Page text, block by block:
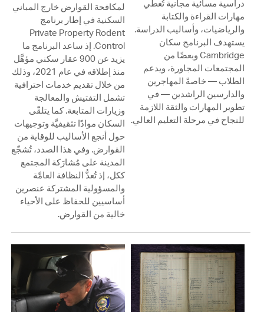
لمكافحة القوارض خارج المباني
السكنية في إطار برنامج
Private Property Rodent
Control. إذ ساعد البرنامج ما
يزيد عن 900 عقار سكني مؤهَّل
منذ إطلاقه في عام 2021، وذلك
من خلال تقديم خدمات احترافية
تشمل التفتيش والمعالجة
وزيارات المتابعة. كما يتلقّى
السكان موادًا تثقيفيَّة وتوجيهات
حول أنجع الأساليب للوقاية من
القوارض. وفي هذا الصدد، تُشجّع
المدينة على مُشارَكة المجتمع
ككل، إذ تُعدُّ النظافة العامَّة
والمسؤولية المشتركة عنصرين
أساسيين للحفاظ على الأحياء
خالية من القوارض.
دراسية مسائية مجانية تُغطِّي
مهارات القراءة والكتابة
والرياضيات، وأساليب الدراسة.
يستهدف البرنامج سكان
Cambridge وبعضًا من
المجتمعات المجاورة، ويدعم
الطلاب — خاصةً المهاجرين
والدارسين الراشدين — في
تطوير المهارات والثقة اللازمة
للنجاح في مرحلة التعليم العالي.